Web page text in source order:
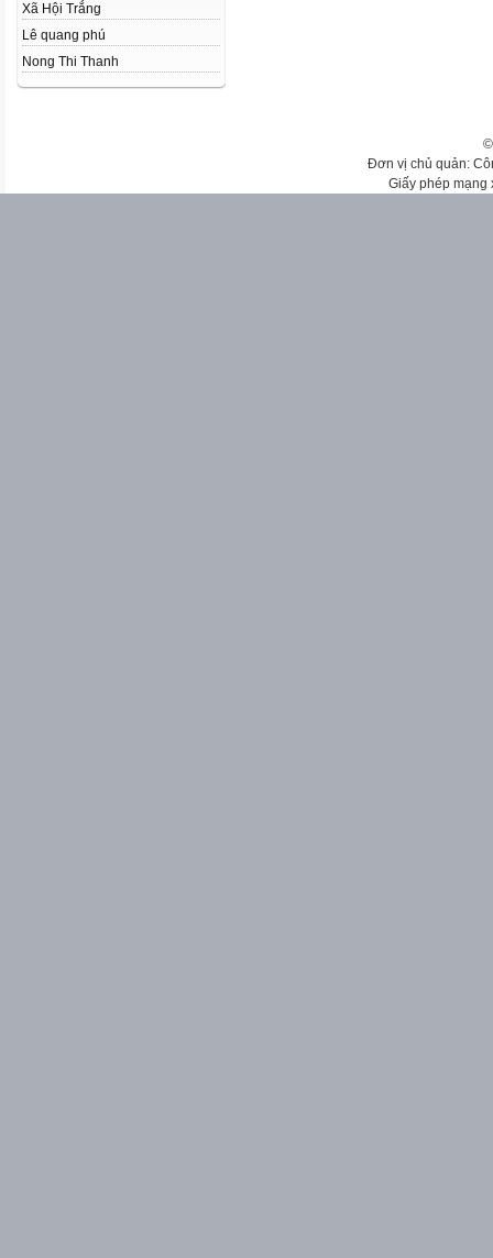
Xã Hội Trắng
Lê quang phú
Nong Thi Thanh
Đơn vị chủ quản:
Giấy phép mạng